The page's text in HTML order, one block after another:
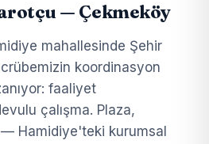
— Çekmeköy
mahallesinde Şehir
koordinasyon
faaliyet
çalışma. Plaza,
Hamidiye'teki kurumsal